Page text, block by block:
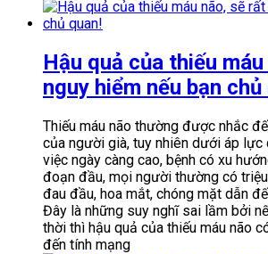
Hậu quả của thiếu
nguy hiểm nếu bạn chủ
Thiếu máu não thường được nhắc
của người già, tuy nhiên dưới áp lực
việc ngày càng cao, bệnh có xu
đoạn đầu, mọi người thường có
đau đầu, hoa mắt, chóng mặt dẫn
Đây là những suy nghĩ sai lầm bởi
thời thì hậu quả của thiếu máu não
đến tính mạng